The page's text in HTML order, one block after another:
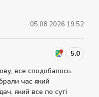
05.08.2026 19:52
5.0
все сподобалось.
час який
який все по суті